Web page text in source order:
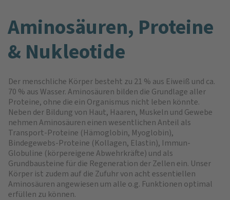
Amino­säuren, Proteine
& Nukleotide
Der menschliche Körper besteht zu 21 % aus Eiweiß und ca.
70 % aus Wasser. Aminosäuren bilden die Grundlage aller
Proteine, ohne die ein Organismus nicht leben könnte.
Neben der Bildung von Haut, Haaren, Muskeln und Gewebe
nehmen Aminosäuren einen wesentlichen Anteil als
Transport-Proteine (Hämoglobin, Myoglobin),
Bindegewebs-Proteine (Kollagen, Elastin), Immun-
Globuline (körpereigene Abwehrkräfte) und als
Grundbausteine für die Regeneration der Zellen ein. Unser
Körper ist zudem auf die Zufuhr von acht essentiellen
Aminosäuren angewiesen um alle o.g. Funktionen optimal
erfüllen zu können.